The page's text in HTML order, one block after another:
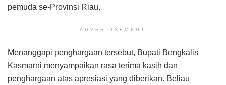
pemuda se-Provinsi Riau.
ADVERTISEMENT
Menanggapi penghargaan tersebut, Bupati Bengkalis
Kasmarni menyampaikan rasa terima kasih dan
penghargaan atas apresiasi yang diberikan. Beliau